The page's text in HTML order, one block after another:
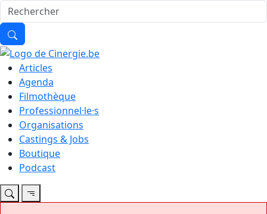
Articles
Agenda
Filmothèque
Professionnel·le·s
Organisations
Castings & Jobs
Boutique
Podcast